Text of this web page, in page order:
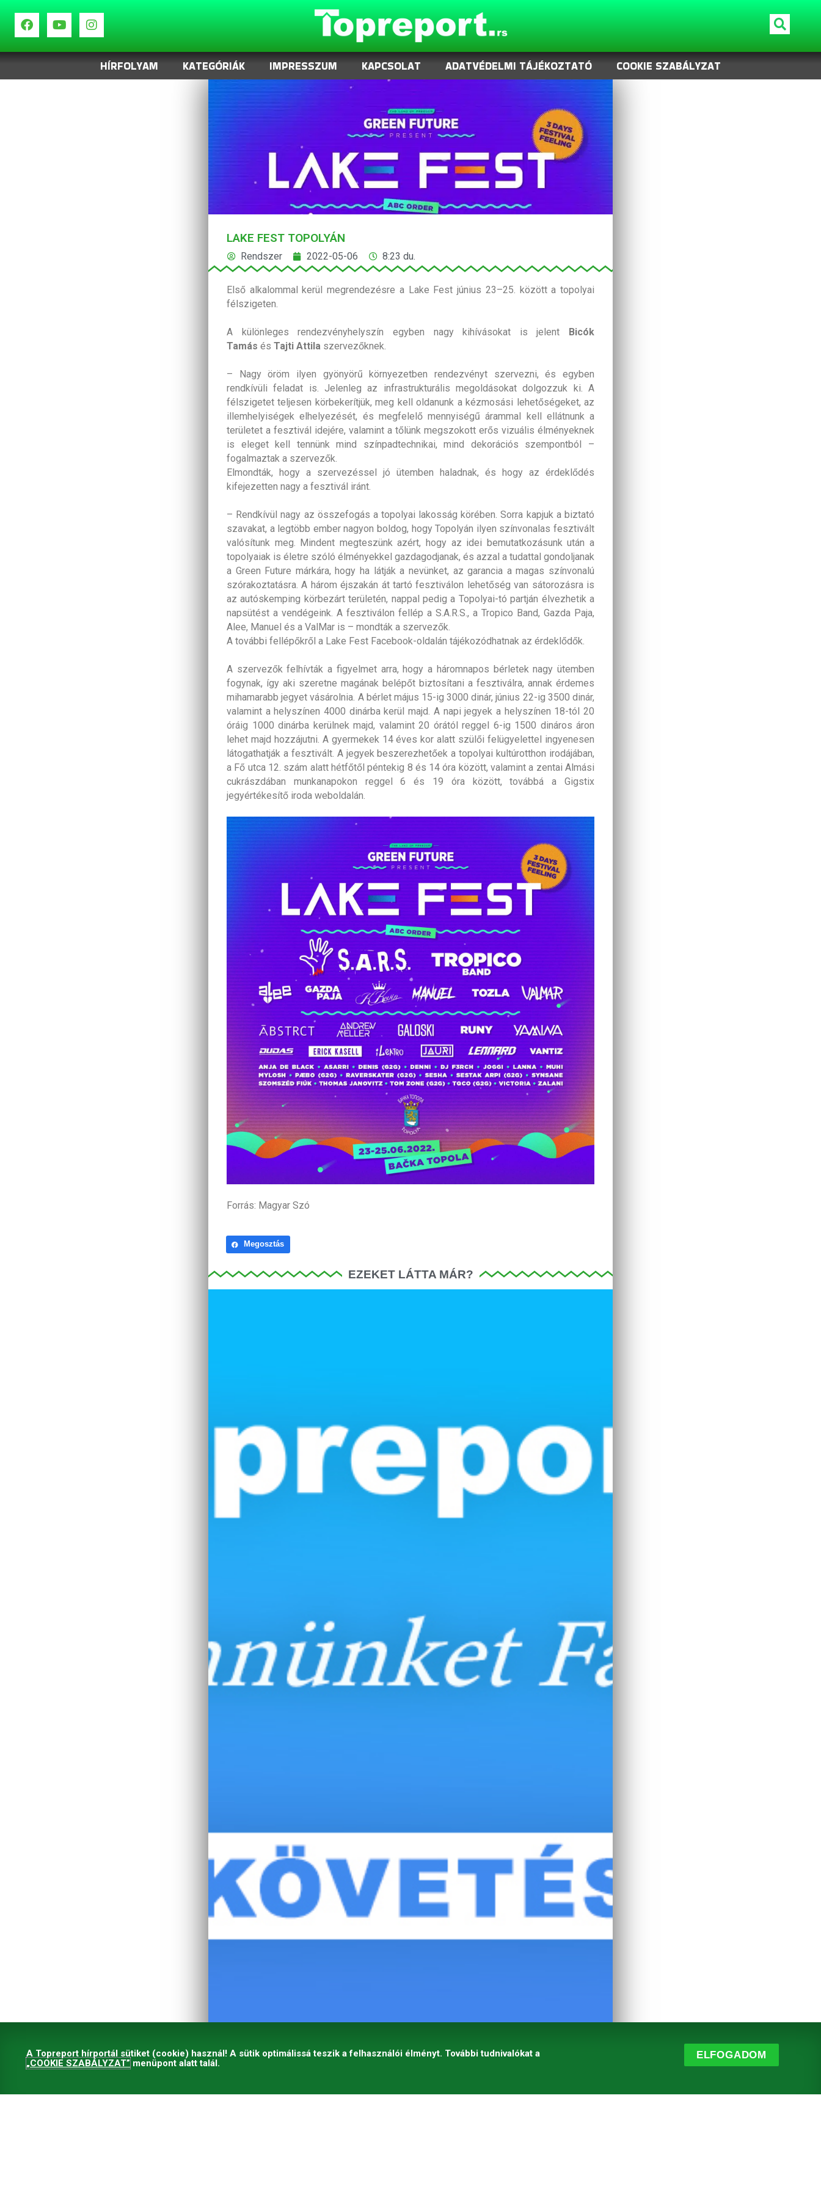
HÍRFOLYAM KATEGÓRIÁK IMPRESSZUM KAPCSOLAT ADATVÉDELMI TÁJÉKOZTATÓ COOKIE SZABÁLYZAT
LAKE FEST TOPOLYÁN
Rendszer 2022-05-06 8:23 du.
Első alkalommal kerül megrendezésre a Lake Fest június 23–25. között a topolyai
félszigeten.
A különleges rendezvényhelyszín egyben nagy kihívásokat is jelent Bicók
Tamás és Tajti Attila szervezőknek.
– Nagy öröm ilyen gyönyörű környezetben rendezvényt szervezni, és egyben
rendkívüli feladat is. Jelenleg az infrastrukturális megoldásokat dolgozzuk ki. A
félszigetet teljesen körbekerítjük, meg kell oldanunk a kézmosási lehetőségeket, az
illemhelyiségek elhelyezését, és megfelelő mennyiségű árammal kell ellátnunk a
területet a fesztivál idejére, valamint a tőlünk megszokott erős vizuális élményeknek
is eleget kell tennünk mind színpadtechnikai, mind dekorációs szempontból –
fogalmaztak a szervezők.
Elmondták, hogy a szervezéssel jó ütemben haladnak, és hogy az érdeklődés
kifejezetten nagy a fesztivál iránt.
– Rendkívül nagy az összefogás a topolyai lakosság körében. Sorra kapjuk a biztató
szavakat, a legtöbb ember nagyon boldog, hogy Topolyán ilyen színvonalas fesztivált
valósítunk meg. Mindent megteszünk azért, hogy az idei bemutatkozásunk után a
topolyaiak is életre szóló élményekkel gazdagodjanak, és azzal a tudattal gondoljanak
a Green Future márkára, hogy ha látják a nevünket, az garancia a magas színvonalú
szórakoztatásra. A három éjszakán át tartó fesztiválon lehetőség van sátorozásra is
az autóskemping körbezárt területén, nappal pedig a Topolyai-tó partján élvezhetik a
napsütést a vendégeink. A fesztiválon fellép a S.A.R.S., a Tropico Band, Gazda Paja,
Alee, Manuel és a ValMar is – mondták a szervezők.
A további fellépőkről a Lake Fest Facebook-oldalán tájékozódhatnak az érdeklődők.
A szervezők felhívták a figyelmet arra, hogy a háromnapos bérletek nagy ütemben
fogynak, így aki szeretne magának belépőt biztosítani a fesztiválra, annak érdemes
mihamarabb jegyet vásárolnia. A bérlet május 15-ig 3000 dinár, június 22-ig 3500 dinár,
valamint a helyszínen 4000 dinárba kerül majd. A napi jegyek a helyszínen 18-tól 20
óráig 1000 dinárba kerülnek majd, valamint 20 órától reggel 6-ig 1500 dináros áron
lehet majd hozzájutni. A gyermekek 14 éves kor alatt szülői felügyelettel ingyenesen
látogathatják a fesztivált. A jegyek beszerezhetőek a topolyai kultúrotthon irodájában,
a Fő utca 12. szám alatt hétfőtől péntekig 8 és 14 óra között, valamint a zentai Almási
cukrászdában munkanapokon reggel 6 és 19 óra között, továbbá a Gigstix
jegyértékesítő iroda weboldalán.
Forrás: Magyar Szó
Megosztás
EZEKET LÁTTA MÁR?
A Topreport hírportál sütiket (cookie) használ! A sütik optimálissá teszik a felhasználói élményt. További tudnivalókat a
„COOKIE SZABÁLYZAT”menüpont alatt talál.
ELFOGADOM